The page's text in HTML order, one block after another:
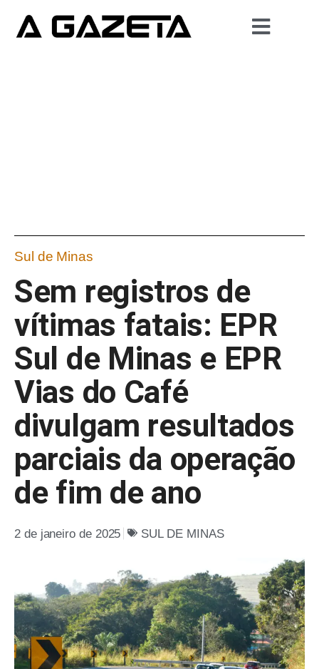
Sul de Minas
Sem registros de
vítimas fatais: EPR
Sul de Minas e EPR
Vias do Café
divulgam resultados
parciais da operação
de fim de ano
2 de janeiro de 2025 SUL DE MINAS